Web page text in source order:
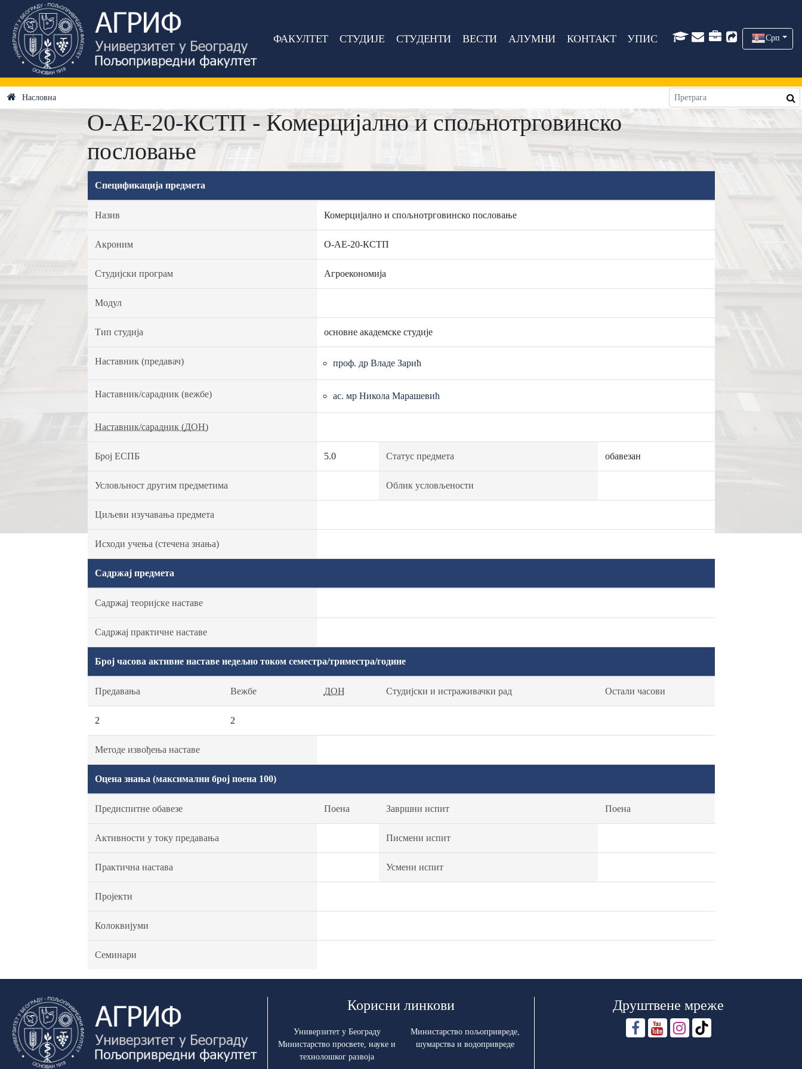
ФАКУЛТЕТ СТУДИЈЕ СТУДЕНТИ ВЕСТИ АЛУМНИ КОНТАКТ УПИС Срп
Насловна
О-АЕ-20-КСТП - Комерцијално и спољнотрговинско
пословање
Спецификација предмета
Назив Комерцијално и спољнотрговинско пословање
Акроним О-АЕ-20-КСТП
Студијски програм Агроекономија
Модул
Тип студија основне академске студије
Наставник (предавач) проф. др Владе Зарић
Наставник/сарадник (вежбе) ас. мр Никола Марашевић
Наставник/сарадник (ДОН)
Број ЕСПБ 5.0 Статус предмета обавезан
Условљност другим предметима Облик условљености
Циљеви изучавања предмета
Исходи учења (стечена знања)
Садржај предмета
Садржај теоријске наставе
Садржај практичне наставе
Број часова активне наставе недељно током семестра/триместра/године
Предавања Вежбе ДОН Студијски и истраживачки рад Остали часови
2 2
Методе извођења наставе
Оцена знања (максимални број поена 100)
Предиспитне обавезе Поена Завршни испит Поена
Активности у току предавања Писмени испит
Практична настава Усмени испит
Пројекти
Колоквијуми
Семинари
Корисни линкови
Универзитет у Београду
Министарство просвете, науке и
технолошког развоја
Министарство пољопривреде,
шумарства и водопривреде
Друштвене мреже